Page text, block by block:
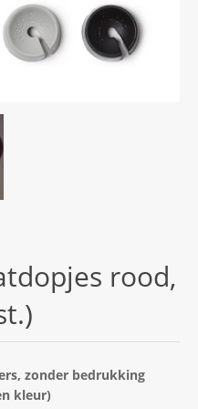
rood,
zonder bedrukking
kleur)